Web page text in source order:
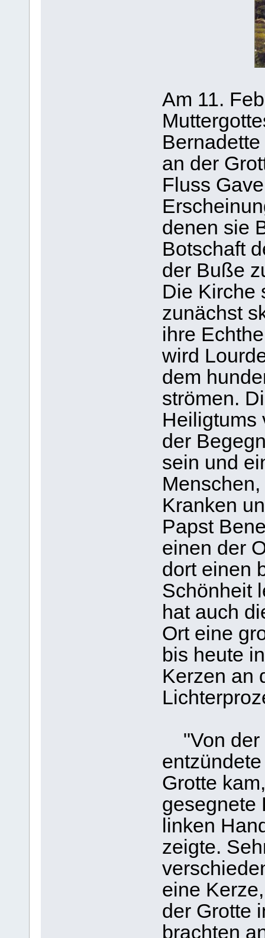
Am 11.
an der
Fluss
denen sie
Botschaft
der Buße
Die Kirche
zunächst
ihre
wird
dem
strömen.
Heiligtums
der
sein und
Kranken
Papst
einen der
dort einen
Schönheit
hat auch
Ort eine
bis heute
Kerzen an
"Von der
Grotte
gesegnete
linken
zeigte.
eine
der Grotte
brachten